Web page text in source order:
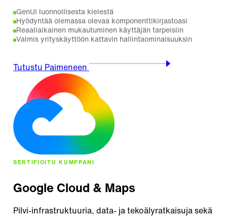
GenUI luonnollisesta kielestä
Hyödyntää olemassa olevaa komponenttikirjastoasi
Reaaliaikainen mukautuminen käyttäjän tarpeisiin
Valmis yrityskäyttöön kattavin hallintaominaisuuksin
Tutustu Paimeneen
SERTIFIOITU KUMPPANI
Google Cloud & Maps
Pilvi-infrastruktuuria, data- ja tekoälyratkaisuja sekä